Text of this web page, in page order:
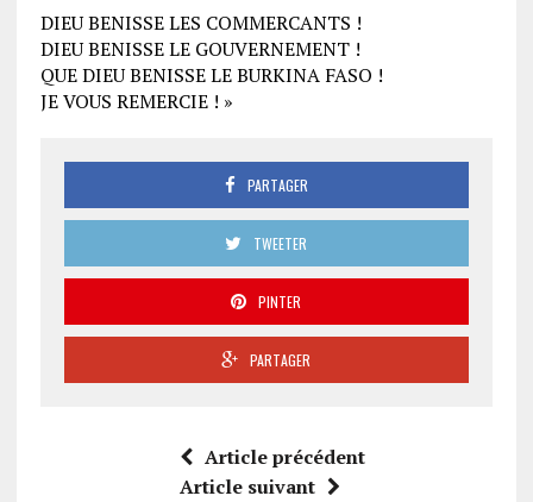
DIEU BENISSE LES COMMERCANTS !
DIEU BENISSE LE GOUVERNEMENT !
QUE DIEU BENISSE LE BURKINA FASO !
JE VOUS REMERCIE ! »
PARTAGER
TWEETER
PINTER
PARTAGER
Article précédent
Article suivant